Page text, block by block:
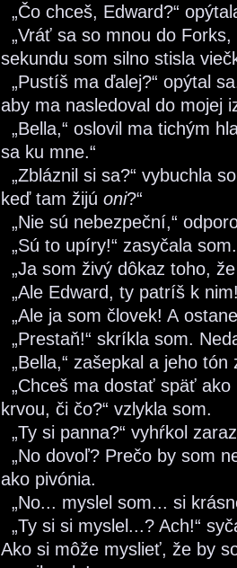
„Čo chceš, Edward?“
„Vráť sa so mnou do
sekundu som silno stisla
„Pustíš ma ďalej?“ opýtal
aby ma nasledoval do mojej
„Bella,“ oslovil ma tichým
sa ku mne.“
„Zbláznil si sa?“ vybuchla
keď tam žijú oni?“
„Nie sú nebezpeční,“
„Sú to upíry!“ zasyčala som.
„Ja som živý dôkaz toho,
„Ale Edward, ty patríš k
„Ale ja som človek! A
„Prestaň!“ skríkla som.
„Bella,“ zašepkal a jeho tón
„Chceš ma dostať späť
krvou, či čo?“ vzlykla som.
„Ty si panna?“ vyhŕkol
„No dovoľ? Prečo by som
ako pivónia.
„No... myslel som... si
„Ty si si myslel...? Ach!“
Ako si môže myslieť, že by